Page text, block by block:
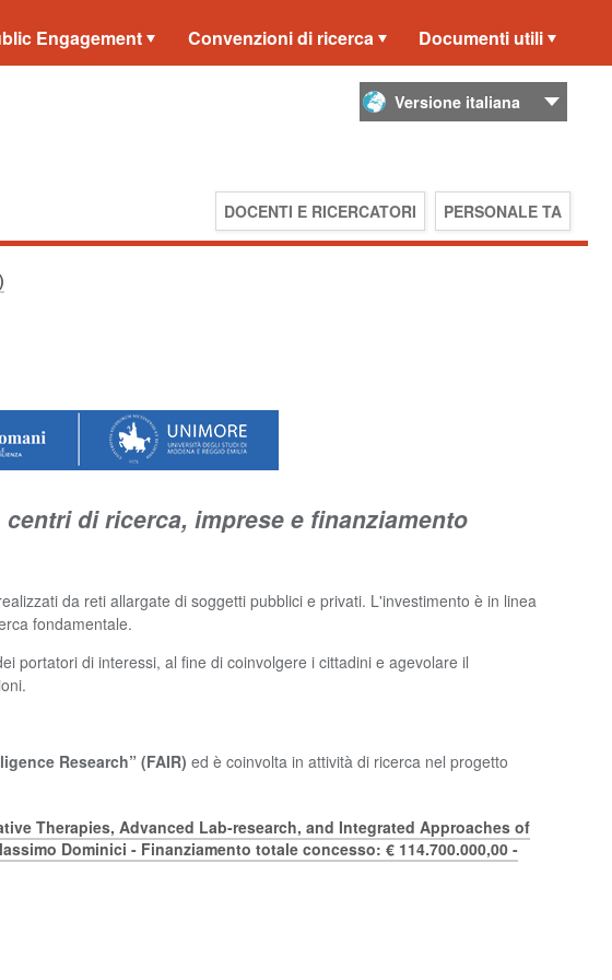
Engagement Convenzioni di ricerca Documenti utili
DOCENTI E RICERCATORI PERSONALE TA
di ricerca, imprese e finanziamento
da reti allargate di soggetti pubblici e privati. L'investimento è in linea
fondamentale.
portatori di interessi, al fine di coinvolgere i cittadini e agevolare il
Research” (FAIR) ed è coinvolta in attività di ricerca nel progetto
Therapies, Advanced Lab-research, and Integrated Approaches of
Dominici - Finanziamento totale concesso: € 114.700.000,00 -